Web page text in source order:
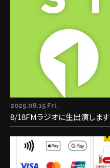
2025.08.15 Fri.
8/18FMラジオに生出演します